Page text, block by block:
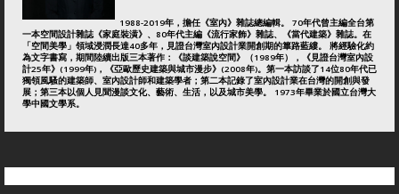
1988-2019年，擔任《室內》雜誌總編輯。 70年代曾主編全台第
一本空間設計雜誌《家庭裝潢》、80年代主編《流行家飾》雜誌、《當代建築》雜誌。在
「空間美學」領域浸潤長達40多年，見證台灣室內設計業開創期的篳路藍縷。 將經驗化約
為文字書寫，期間陸續出版三本著作：《談建築說空間》（1989年），《見證台灣室內設
計25年》(1999年)，《亞歐歷史建築與城市漫步》(2008年)。第一本訪談了14位80年代已
獨領風騷的建築師、室內設計師和建築學者；第二本記錄了室內設計業在台灣的開創與發
展；第三本以個人見聞漫談文化、藝術、生活，以及城市美學。 1973年畢業於國立台灣大
學中國文學系。